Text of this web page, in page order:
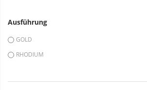
Ausführung
GOLD
RHODIUM